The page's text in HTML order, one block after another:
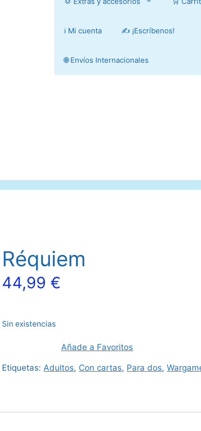
ℹ️ Mi cuenta ✍️ ¡Escríbenos!
🌐 Envíos Internacionales
Réquiem
44,99 €
Sin existencias
Añade a Favoritos
Etiquetas: Adultos, Con cartas, Para dos,